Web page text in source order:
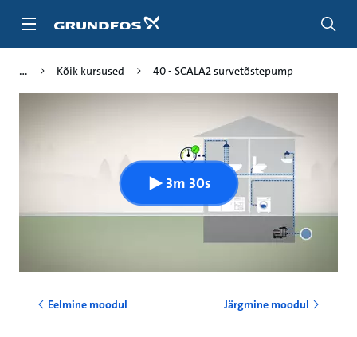
edasi
Kõik kursused 40 - SCALA2 survetõstepump
3m 30s
Eelmine moodul Järgmine moodul